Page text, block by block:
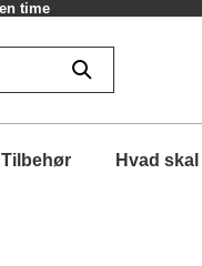
Tilbehør Hvad